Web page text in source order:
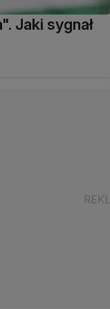
Jaki sygnał